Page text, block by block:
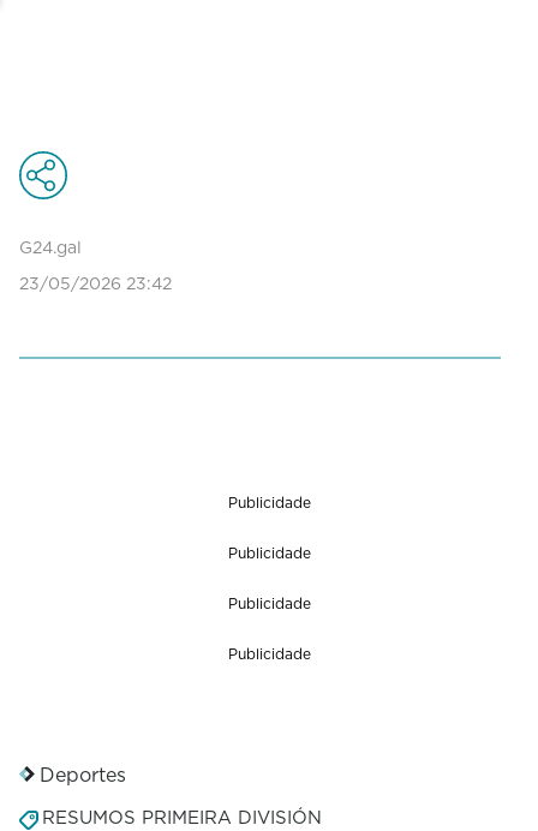
G24.gal
23/05/2026 23:42
Publicidade
Publicidade
Publicidade
Publicidade
Deportes
RESUMOS PRIMEIRA DIVISIÓN